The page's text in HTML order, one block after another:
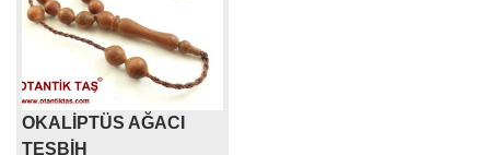
OKALİPTÜS AĞACI
TESBİH